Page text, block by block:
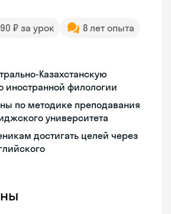
₽ за урок
8 лет опыта
Казахстанскую
иностранной филологии
по методике преподавания
университета
достигать целей через